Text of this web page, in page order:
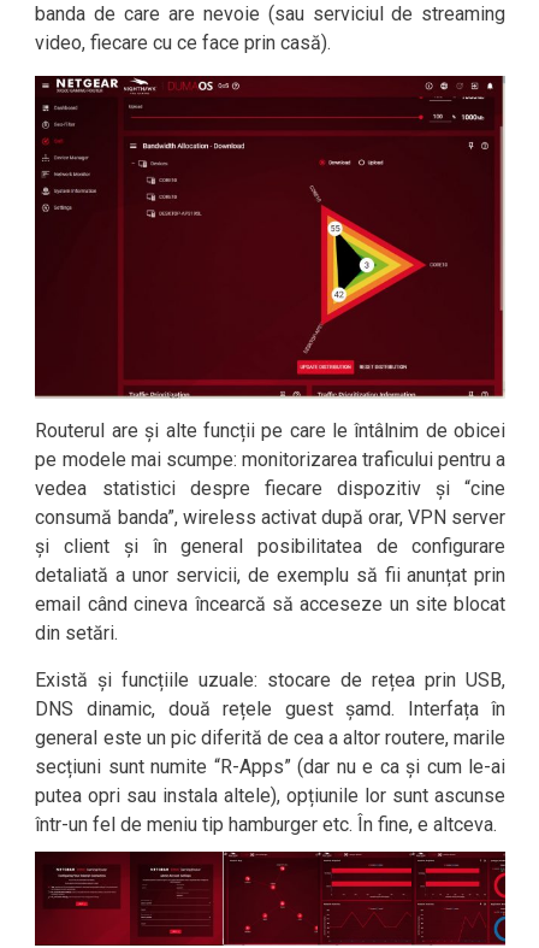
banda de care are nevoie (sau serviciul de streaming
video, fiecare cu ce face prin casă).
Routerul are și alte funcții pe care le întâlnim de obicei
pe modele mai scumpe: monitorizarea traficului pentru a
vedea statistici despre fiecare dispozitiv și “cine
consumă banda”, wireless activat după orar, VPN server
și client și în general posibilitatea de configurare
detaliată a unor servicii, de exemplu să fii anunțat prin
email când cineva încearcă să acceseze un site blocat
din setări.
Există și funcțiile uzuale: stocare de rețea prin USB,
DNS dinamic, două rețele guest șamd. Interfața în
general este un pic diferită de cea a altor routere, marile
secțiuni sunt numite “R-Apps” (dar nu e ca și cum le-ai
putea opri sau instala altele), opțiunile lor sunt ascunse
într-un fel de meniu tip hamburger etc. În fine, e altceva.